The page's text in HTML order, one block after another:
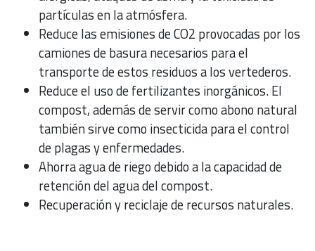
partículas en la atmósfera.
Reduce las emisiones de CO2 provocadas por los
camiones de basura necesarios para el
transporte de estos residuos a los vertederos.
Reduce el uso de fertilizantes inorgánicos. El
compost, además de servir como abono natural
también sirve como insecticida para el control
de plagas y enfermedades.
Ahorra agua de riego debido a la capacidad de
retención del agua del compost.
Recuperación y reciclaje de recursos naturales.